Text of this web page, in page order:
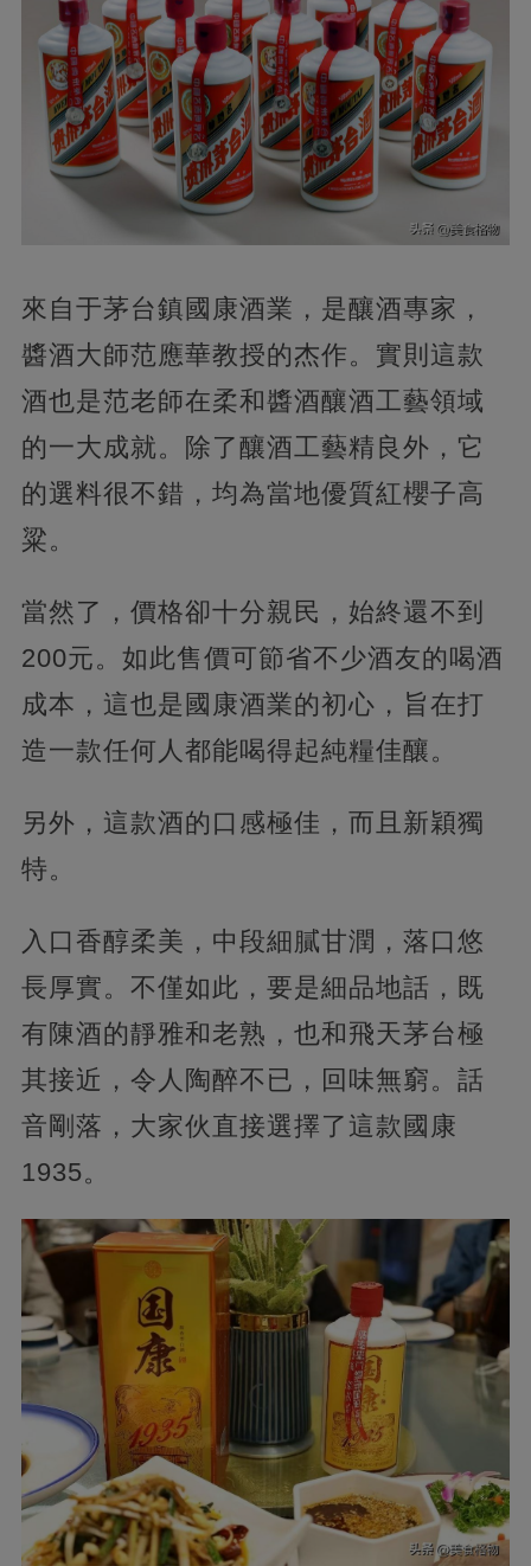
來自于茅台鎮國康酒業，是釀酒專家，
醬酒大師范應華教授的杰作。實則這款
酒也是范老師在柔和醬酒釀酒工藝領域
的一大成就。除了釀酒工藝精良外，它
的選料很不錯，均為當地優質紅櫻子高
粱。
當然了，價格卻十分親民，始終還不到
200元。如此售價可節省不少酒友的喝酒
成本，這也是國康酒業的初心，旨在打
造一款任何人都能喝得起純糧佳釀。
另外，這款酒的口感極佳，而且新穎獨
特。
入口香醇柔美，中段細膩甘潤，落口悠
長厚實。不僅如此，要是細品地話，既
有陳酒的靜雅和老熟，也和飛天茅台極
其接近，令人陶醉不已，回味無窮。話
音剛落，大家伙直接選擇了這款國康
1935。